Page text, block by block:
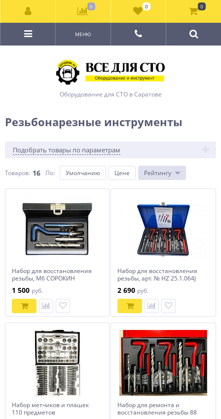
Оборудование для СТО в Саратове
МЕНЮ
Резьбонарезные инструменты
Подобрать товары по параметрам
Товаров: 16 По: Умолчанию Цене Рейтингу
Набор для восстановления
резьбы, М6 СОРОКИН
1 500 руб.
Набор для восстановления
резьбы, арт. № HZ 25.1.064J
2 690 руб.
Набор метчиков и плашек
110 предметов
Набор для ремонта и
восстановления резьбы 88
0 0 0